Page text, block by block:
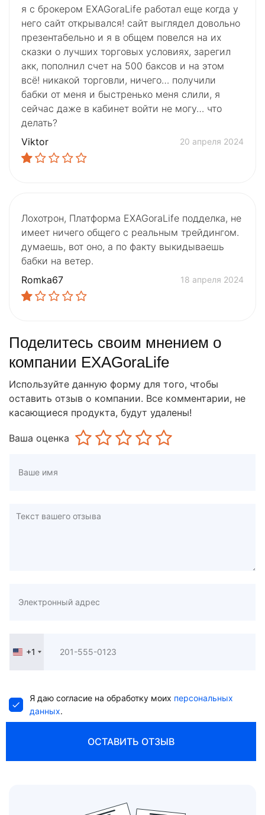
я с брокером EXAGoraLife работал еще когда у
него сайт открывался! сайт выглядел довольно
презентабельно и я в общем повелся на их
сказки о лучших торговых условиях, зарегил
акк, пополнил счет на 500 баксов и на этом
всё! никакой торговли, ничего… получили
бабки от меня и быстренько меня слили, я
сейчас даже в кабинет войти не могу… что
делать?
Viktor
20 апреля 2024
Лохотрон, Платформа EXAGoraLife подделка, не
имеет ничего общего с реальным трейдингом.
думаешь, вот оно, а по факту выкидываешь
бабки на ветер.
Romka67
18 апреля 2024
Поделитесь своим мнением о
компании EXAGoraLife
Используйте данную форму для того, чтобы
оставить отзыв о компании. Все комментарии, не
касающиеся продукта, будут удалены!
Ваша оценка
United
+1
Я даю согласие на обработку моих персональных
данных.
ОСТАВИТЬ ОТЗЫВ